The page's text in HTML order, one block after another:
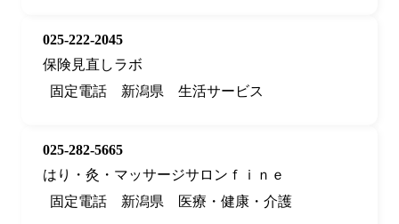
025-222-2045
保険見直しラボ
固定電話
新潟県 生活サービス
025-282-5665
はり・灸・マッサージサロンｆｉｎｅ
固定電話
新潟県 医療・健康・介護